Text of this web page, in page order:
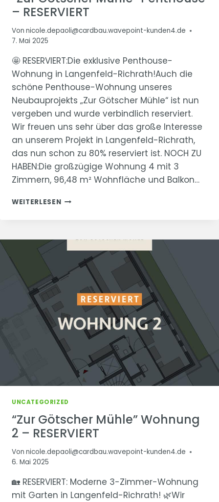
– RESERVIERT
Von nicole.depaoli@cardbau.wavepoint-kunden4.de
7. Mai 2025
🤩 RESERVIERT:Die exklusive Penthouse-
Wohnung in Langenfeld-Richrath!Auch die
schöne Penthouse-Wohnung unseres
Neubauprojekts „Zur Götscher Mühle“ ist nun
vergeben und wurde verbindlich reserviert.
Wir freuen uns sehr über das große Interesse
an unserem Projekt in Langenfeld-Richrath,
das nun schon zu 80% reserviert ist. NOCH ZU
HABEN:Die großzügige Wohnung 4 mit 3
Zimmern, 96,48 m² Wohnfläche und Balkon…
WEITERLESEN“ZUR
–
RESERVIERT
UNCATEGORIZED
“Zur Götscher Mühle” Wohnung
2 – RESERVIERT
Von nicole.depaoli@cardbau.wavepoint-kunden4.de
6. Mai 2025
🏡 RESERVIERT: Moderne 3-Zimmer-Wohnung
mit Garten in Langenfeld-Richrath! 🌿Wir